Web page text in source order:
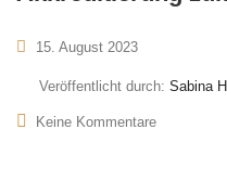
15. August 2023
Veröffentlicht durch: Sabina
Keine Kommentare